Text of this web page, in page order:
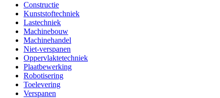
Constructie
Kunststoftechniek
Lastechniek
Machinebouw
Machinehandel
Niet-verspanen
Oppervlaktetechniek
Plaatbewerking
Robotisering
Toelevering
Verspanen